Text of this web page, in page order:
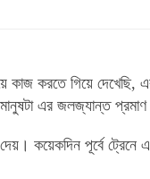
কাজ করতে গিয়ে দেখেছি,
এর জলজ্যান্ত
কয়েকদিন পূর্বে ট্রেনে